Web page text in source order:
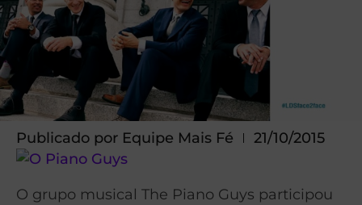
Publicado por Equipe Mais Fé 21/10/2015
O grupo musical The Piano Guys participou